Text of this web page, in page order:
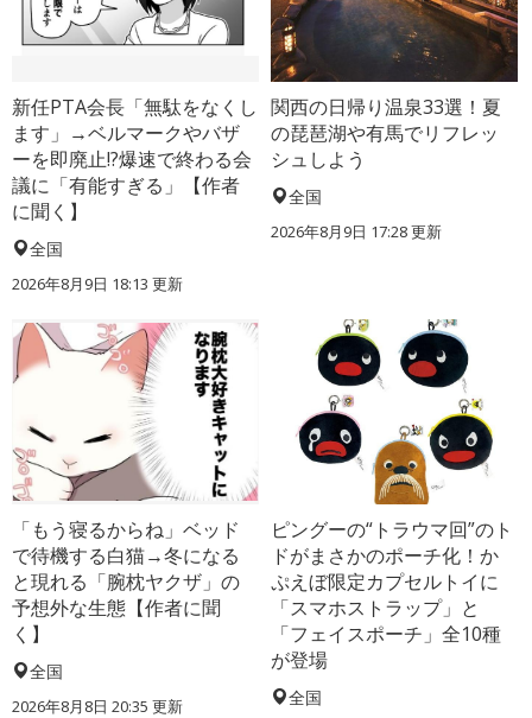
新任PTA会長「無駄をなくし
ます」→ベルマークやバザ
ーを即廃止!?爆速で終わる会
議に「有能すぎる」【作者
に聞く】
全国
2026年8月9日 18:13 更新
関西の日帰り温泉33選！夏
の琵琶湖や有馬でリフレッ
シュしよう
全国
2026年8月9日 17:28更新
「もう寝るからね」ベッド
で待機する白猫→冬になる
と現れる「腕枕ヤクザ」の
予想外な生態【作者に聞
く】
全国
2026年8月8日 20:35 更新
ピングーの“トラウマ回”のト
ドがまさかのポーチ化！か
ぷえぼ限定カプセルトイに
「スマホストラップ」と
「フェイスポーチ」全10種
が登場
全国